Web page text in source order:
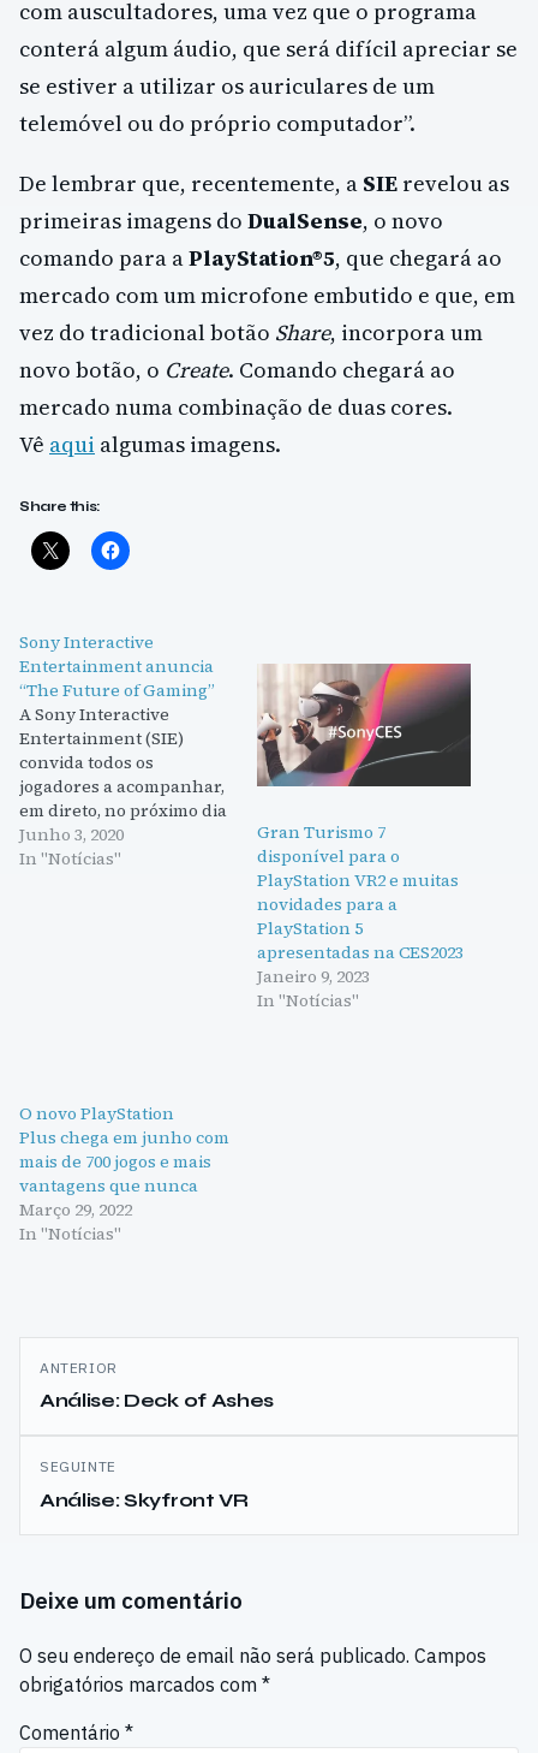
com auscultadores, uma vez que o programa
conterá algum áudio, que será difícil apreciar se
se estiver a utilizar os auriculares de um
telemóvel ou do próprio computador”.
De lembrar que, recentemente, a SIE revelou as
primeiras imagens do DualSense, o novo
comando para aPlayStation®5, que chegará ao
mercado com um microfone embutido e que, em
vez do tradicional botão Share, incorpora um
novo botão, o Create. Comando chegará ao
mercado numa combinação de duas cores.
Vê aqui algumas imagens.
Share this:
Sony Interactive
Entertainment anuncia
“The Future of Gaming”
A Sony Interactive
Entertainment (SIE)
convida todos os
jogadores a acompanhar,
em direto, no próximo dia
04 de junho, pelas 21h00, a
transmissão de “The
Junho 3, 2020
In "Notícias"
Gran Turismo 7
disponível para o
PlayStation VR2 e muitas
novidades para a
PlayStation 5
apresentadas na CES2023
Janeiro 9, 2023
In "Notícias"
O novo PlayStation
Plus chega em junho com
mais de 700 jogos e mais
vantagens que nunca
Março 29, 2022
In "Notícias"
Navegação
de
artigos
ANTERIOR
Análise: Deck of Ashes
SEGUINTE
Análise: Skyfront VR
Deixe um comentário
O seu endereço de email não será publicado. Campos
obrigatórios marcados com *
Comentário *